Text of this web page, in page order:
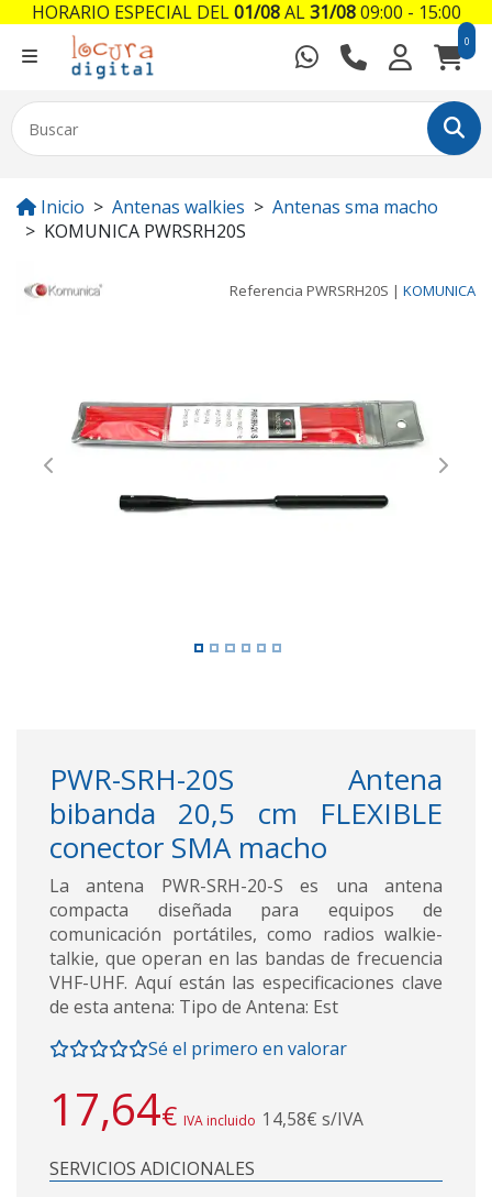
0
Inicio Antenas walkies
Antenas sma macho
KOMUNICA PWRSRH20S
Referencia PWRSRH20S | KOMUNICA
Previous Next
PWR-SRH-20S Antena
bibanda 20,5 cm FLEXIBLE
conector SMA macho
La antena PWR-SRH-20-S es una antena
compacta diseñada para equipos de
comunicación portátiles, como radios walkie-
talkie, que operan en las bandas de frecuencia
VHF-UHF. Aquí están las especificaciones clave
de esta antena: Tipo de Antena: Est
Sé el primero en valorar
17,64€ IVA incluido 14,58€ s/IVA
SERVICIOS ADICIONALES
HORARIO ESPECIAL DEL01/08AL31/0809:00 - 15:00